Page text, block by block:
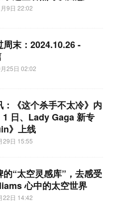
9日 22:02
周末：2024.10.26 -
25日 02:02
《这个杀手不太冷》内
1 日、Lady Gaga 新专
》上线
29日 15:55
的“太空灵感库”，去感受
心中的太空世界
22日 14:42